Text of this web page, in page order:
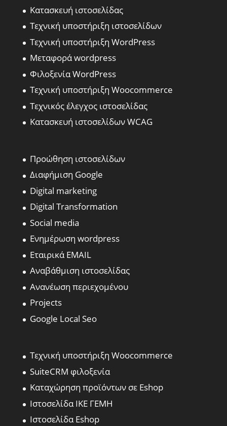
Κατασκευή ιστοσελίδας
Τεχνική υποστήριξη ιστοσελίδων
Τεχνική υποστήριξη WordPress
Μεταφορά wordpress
Φιλοξενία WordPress
Τεχνική υποστήριξη Woocommerce
Τεχνικός έλεγχος ιστοσελίδας
Κατασκευή ιστοσελίδων WCAG
Προώθηση ιστοσελίδων
Διαφήμιση Google
Digital marketing
Digital Transformation
Social media
Ενημέρωση wordpress
Εταιρικά EMAIL
Αναβάθμιση ιστοσελίδας
Ανανέωση περιεχομένου
Projects
Google Local Seo
Τεχνική υποστήριξη Woocommerce
SuiteCRM φιλοξενία
Καταχώρηση προϊόντων σε Eshop
Ιστοσελίδα ΙΚΕ ΓΕΜΗ
Ιστοσελίδα Eshop